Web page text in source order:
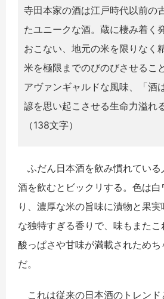
寺田本家の酒は江戸時代以前の
たユニークな酒。蔵に棲み着く
おこない、地元の米を限りなく
米を極限までのびのびさせるこ
アヴァンギャルドな風味、「酒
諺を思い起こさせる生命力溢れ
（138文字）
ふだん日本酒を飲み慣れている
酒を飲むとビックリする。色は
り、濃厚な米の旨味に漬物と果
な独特すぎる香りで、味もまた
酸っぱさや甘味が満載されため
だ。
これは従来の日本酒のトレンド